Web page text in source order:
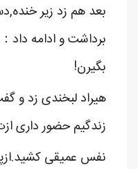
بعد هم زد زیر
برداشت و ادامه
بگیرن!
هیراد لبخندی زد و
زندگیم حضور داری
نفس عمیقی